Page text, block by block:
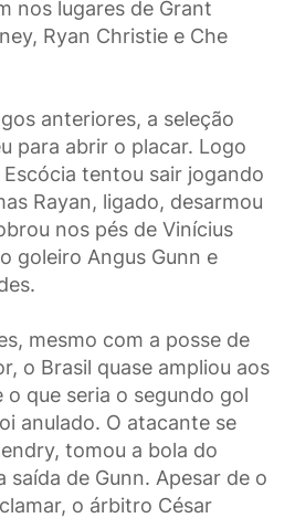
nos lugares de Grant
Ryan Christie e Che
anteriores, a seleção
para abrir o placar. Logo
tentou sair jogando
Rayan, ligado, desarmou
nos pés de Vinícius
goleiro Angus Gunn e
mesmo com a posse de
o Brasil quase ampliou aos
o que seria o segundo gol
anulado. O atacante se
tomou a bola do
saída de Gunn. Apesar de o
o árbitro César